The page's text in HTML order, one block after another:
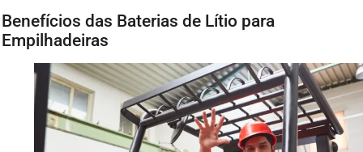
Benefícios das Baterias de Lítio para
Empilhadeiras